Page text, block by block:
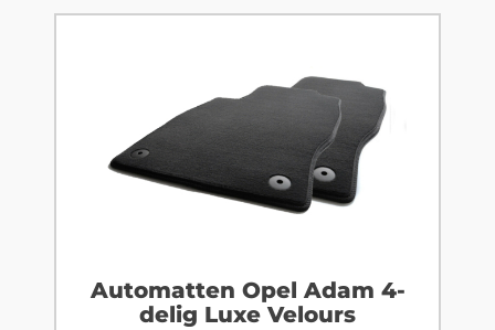
Automatten Opel Adam 4-
delig Luxe Velours